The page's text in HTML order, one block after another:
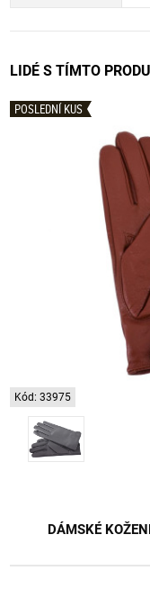
LIDÉ S TÍMTO
POSLEDNÍ KUS
Kód: 33975
DÁMSKÉ